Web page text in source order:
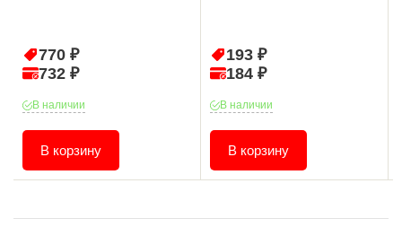
770 ₽
732 ₽
В наличии
В корзину
193 ₽
184 ₽
В наличии
В корзину